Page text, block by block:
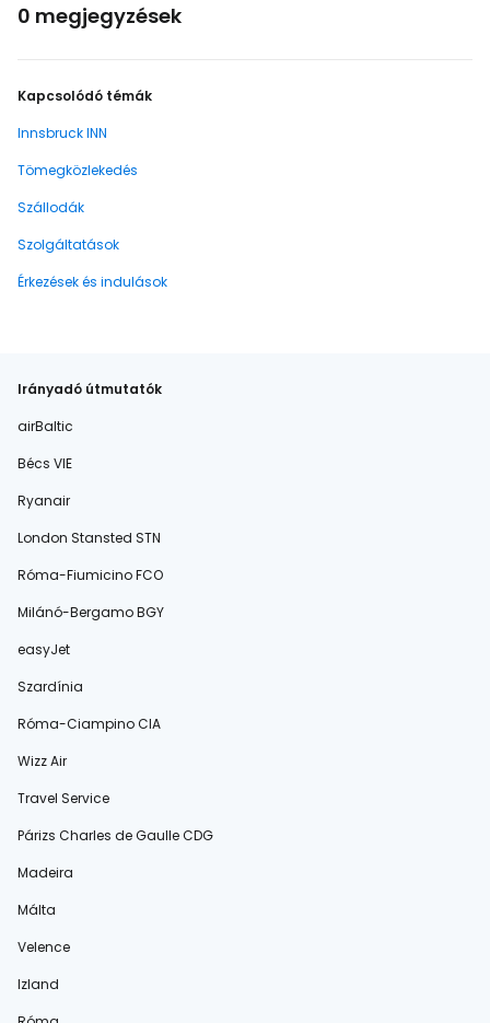
0 megjegyzések
Kapcsolódó témák
Innsbruck INN
Tömegközlekedés
Szállodák
Szolgáltatások
Érkezések és indulások
Irányadó útmutatók
airBaltic
Bécs VIE
Ryanair
London Stansted STN
Róma-Fiumicino FCO
Milánó-Bergamo BGY
easyJet
Szardínia
Róma-Ciampino CIA
Wizz Air
Travel Service
Párizs Charles de Gaulle CDG
Madeira
Málta
Velence
Izland